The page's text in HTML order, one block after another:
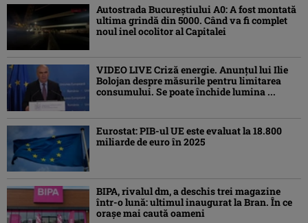
Autostrada Bucureștiului A0: A fost montată
ultima grindă din 5000. Când va fi complet
noul inel ocolitor al Capitalei
VIDEO LIVE Criză energie. Anunțul lui Ilie
Bolojan despre măsurile pentru limitarea
consumului. Se poate închide lumina ...
Eurostat: PIB-ul UE este evaluat la 18.800
miliarde de euro în 2025
BIPA, rivalul dm, a deschis trei magazine
într-o lună: ultimul inaugurat la Bran. În ce
orașe mai caută oameni